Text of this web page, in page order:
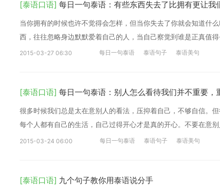
[泰语口语] 每日一句泰语：有些东西失去了比拥有更让我
当你拥有的时候也许不觉得会怎样，但当你失去了你就会知道什
西，往往忽略身边默默爱着自己的人，当自己察觉到谁是正真值
2015-03-27 06:30 每日一句泰语 泰语句子 泰语美句
[泰语口语] 每日一句泰语：别人怎么看待我们并不重要
很多时候我们总是太在意别人的看法，压抑着自己，不够自信。
每个人都有自己的生活，自己过得开心才是真的开心。不要在意
2015-03-24 06:00 每日一句泰语 泰语句子 泰语美句
[泰语口语] 九个句子教你用泰语说分手